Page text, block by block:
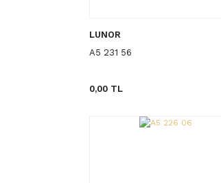
LUNOR
A5 231 56
0,00 TL